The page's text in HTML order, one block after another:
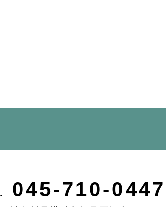
045-710-0447